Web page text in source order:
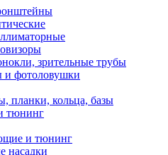
зрительные трубы
и фотоловушки
планки, кольца, базы
тюнинг
и тюнинг
насадки